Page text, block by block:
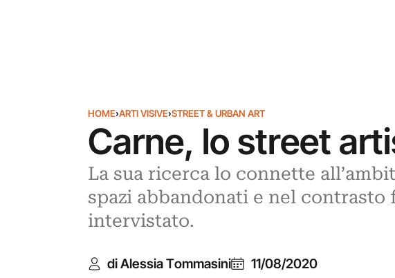
HOME›ARTI VISIVE›STREET & URBAN ART
Carne, lo street
La sua ricerca lo connette
spazi abbandonati e nel
intervistato.
di Alessia Tommasini 11/08/2020